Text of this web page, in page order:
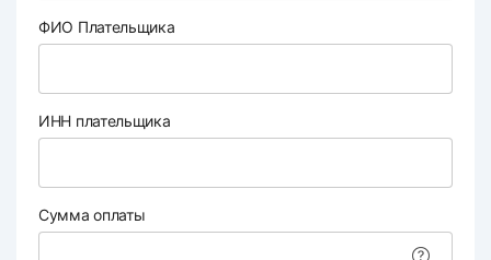
ФИО Плательщика
ИНН плательщика
Сумма оплаты